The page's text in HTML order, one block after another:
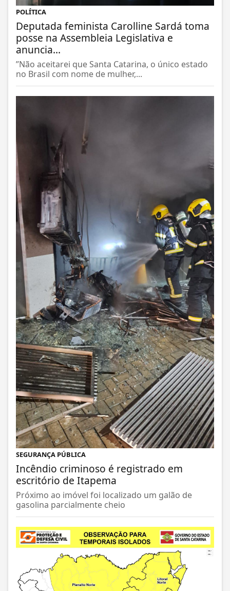
POLÍTICA
Deputada feminista Carolline Sardá toma
posse na Assembleia Legislativa e
anuncia...
”Não aceitarei que Santa Catarina, o único estado
no Brasil com nome de mulher,...
SEGURANÇA PÚBLICA
Incêndio criminoso é registrado em
escritório de Itapema
Próximo ao imóvel foi localizado um galão de
gasolina parcialmente cheio